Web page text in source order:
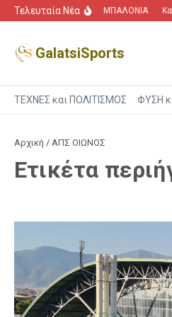
Μετάβαση στο περιεχόμενο
Τελευταία Νέα
“Πόλεμος” για τα ΜΠΑΛΟΝΙΑ
GalatsiSports
ΤΕΧΝΕΣ και ΠΟΛΙΤΙΣΜΟΣ ΦΥΣΗ
Αρχική / ΑΠΣ ΟΙΩΝΟΣ
Ετικέτα